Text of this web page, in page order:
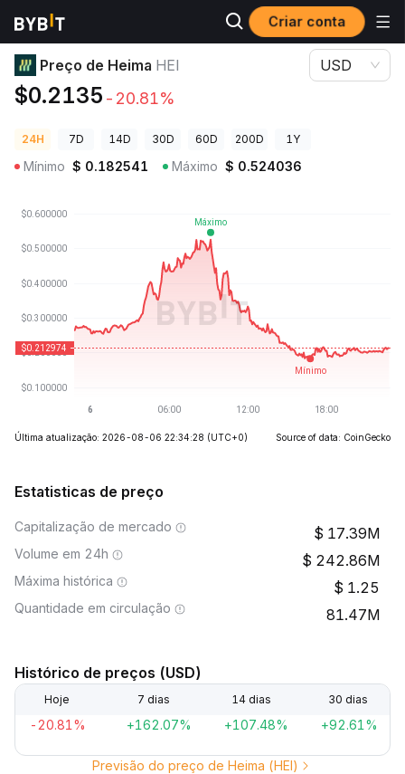
Criar conta
Preços de Criptomoedas Preço de Heima HEI
Preço de Heima HEI
$0.2135 -20.81%
USD
24H 7D 14D 30D 60D 200D 1Y
Mínimo $ 0.182541 Máximo $ 0.524036
Última atualização: 2026-08-06 22:34:28 (UTC+0) Source of data: CoinGecko
Estatisticas de preço
Capitalização de mercado 17.39M
Volume em 24h 242.86M
Máxima histórica 1.25
Quantidade em circulação 81.47M
Histórico de preços (USD)
Hoje 7 dias 14 dias 30 dias
-20.81% +162.07% +107.48% +92.61%
Previsão do preço de Heima (HEI)